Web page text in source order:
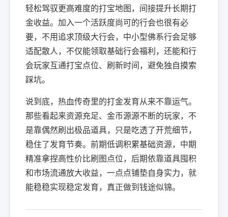
轻松驾驭更高难度的打宝地图，间接提升长期打
金收益。加入一个活跃度尚可的行会也很有必
要，不用追求顶级大行会，中小型佛系行会足够
适配散人，不仅能领取基础行会福利，还能和行
会玩家互通打宝点位、刷新时间，避免独自摸索
踩坑。
说到底，热血传奇里的打金发育从来不靠运气。
那些看起来资源充足、金币源源不断的玩家，不
是靠偶然刷出极品道具，只是吃透了开荒细节，
稳住了发育节奏。前期低调积累基础资源，中期
精准拿捏高性价比刷图点位，后期依靠道具囤积
和市场流通放大收益，一点点铺垫自身实力，就
能稳稳实现稳定发育，真正做到钱途似锦。